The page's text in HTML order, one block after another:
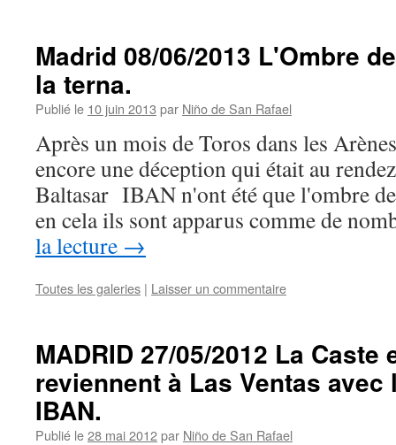
Madrid 08/06/2013 L'Ombre
la terna.
Publié le 10 juin 2013 par Niño de San Rafael
Après un mois de Toros dans les
encore une déception qui était au
Baltasar IBAN n'ont été que l'ombre
en cela ils sont apparus comme de
la lecture →
Toutes les galeries | Laisser un commentaire
MADRID 27/05/2012 La Caste
reviennent à Las Ventas
IBAN.
Publié le28 mai 2012par Niño de San Rafael